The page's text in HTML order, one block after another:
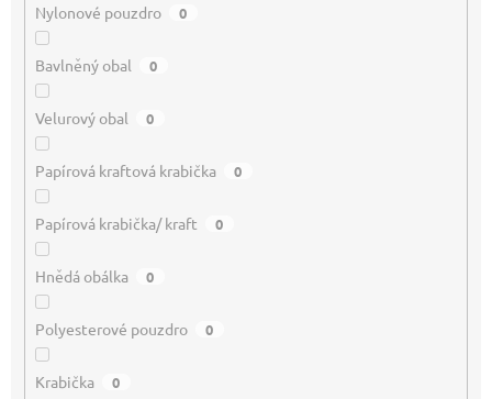
Nylonové pouzdro 0
Bavlněný obal 0
Velurový obal 0
Papírová kraftová krabička 0
Papírová krabička/ kraft 0
Hnědá obálka 0
Polyesterové pouzdro 0
Krabička 0